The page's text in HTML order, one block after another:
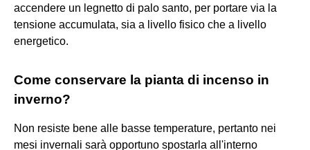
accendere un legnetto di palo santo, per portare via la
tensione accumulata, sia a livello fisico che a livello
energetico.
Come conservare la pianta di incenso in
inverno?
Non resiste bene alle basse temperature, pertanto nei
mesi invernali sarà opportuno spostarla all'interno